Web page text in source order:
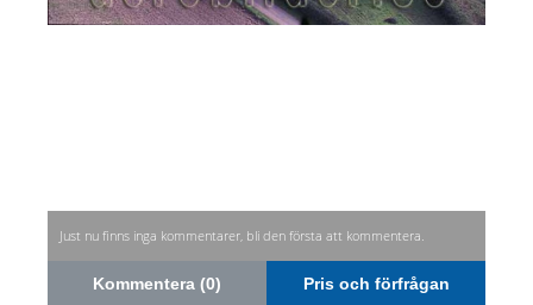
Just nu finns inga kommentarer, bli den första att kommentera.
Kommentera (0) Pris och förfrågan